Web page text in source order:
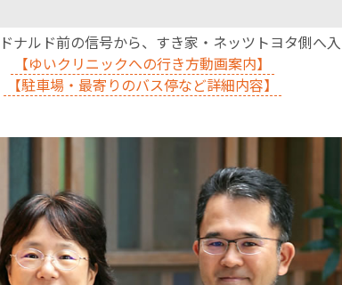
ナルド前の信号から、すき家・ネッツトヨタ側へ入
【ゆいクリニックへの行き方動画案内】
【駐車場・最寄りのバス停など詳細内容】